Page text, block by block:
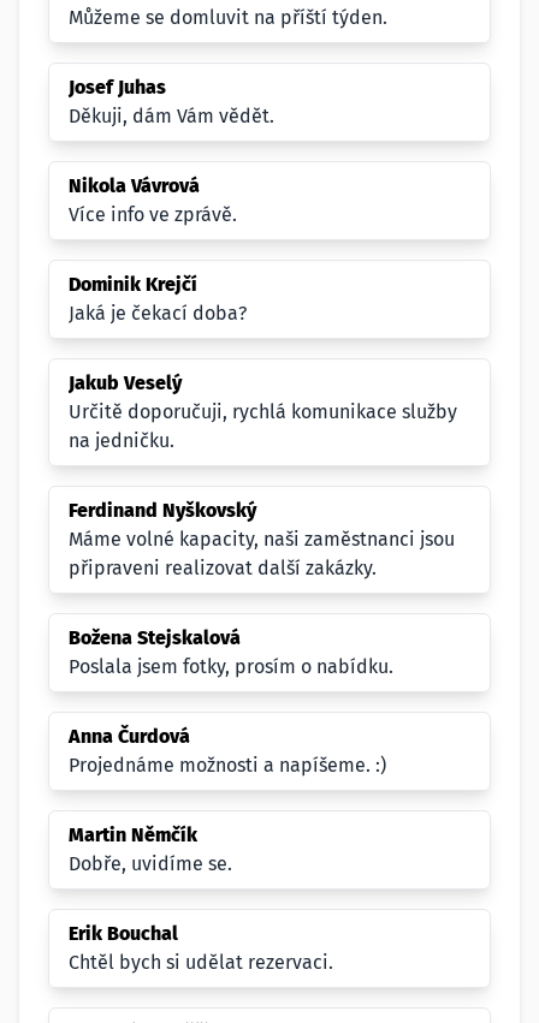
Můžeme se domluvit na příští týden.
Josef Juhas
Děkuji, dám Vám vědět.
Nikola Vávrová
Více info ve zprávě.
Dominik Krejčí
Jaká je čekací doba?
Jakub Veselý
Určitě doporučuji, rychlá komunikace služby
na jedničku.
Ferdinand Nyškovský
Máme volné kapacity, naši zaměstnanci jsou
připraveni realizovat další zakázky.
Božena Stejskalová
Poslala jsem fotky, prosím o nabídku.
Anna Čurdová
Projednáme možnosti a napíšeme. :)
Martin Němčík
Dobře, uvidíme se.
Erik Bouchal
Chtěl bych si udělat rezervaci.